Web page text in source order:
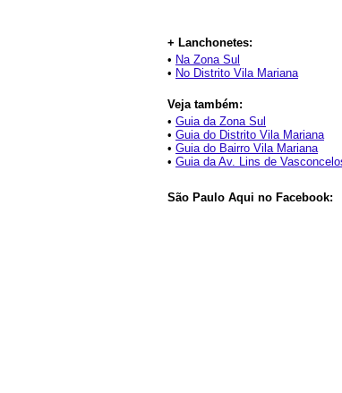
+ Lanchonetes:
• Na Zona Sul
• No Distrito Vila Mariana
Veja também:
• Guia da Zona Sul
• Guia do Distrito Vila Mariana
• Guia do Bairro Vila Mariana
• Guia da Av. Lins de
São Paulo Aqui no Facebook: